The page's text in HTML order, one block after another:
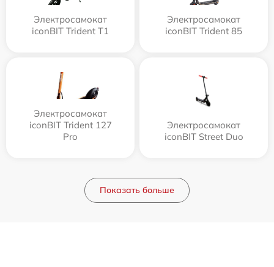
Электросамокат
iconBIT Trident T1
Электросамокат
iconBIT Trident 85
Электросамокат
iconBIT Trident 127
Pro
Электросамокат
iconBIT Street Duo
Показать больше